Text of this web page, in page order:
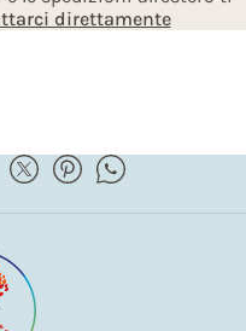
direttamente